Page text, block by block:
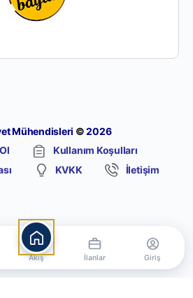
Mühendisleri © 2026
Kullanım Koşulları
KVKK İletişim
Akış İlanlar Giriş